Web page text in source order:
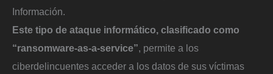
Información.
Este tipo de ataque informático, clasificado como
“ransomware-as-a-service”, permite a los
ciberdelincuentes acceder a los datos de sus víctimas